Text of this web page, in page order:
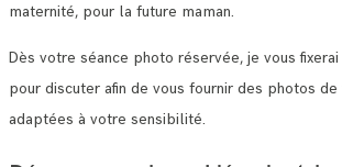
maternité, pour la future maman.
Dès votre séance photo réservée, je vous
pour discuter afin de vous fournir des photos
adaptées à votre sensibilité.